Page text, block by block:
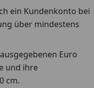
ein Kundenkonto bei
über mindestens
Euro
und ihre
cm.